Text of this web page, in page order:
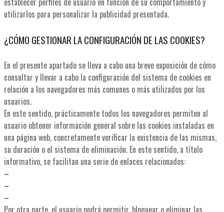
utilizarlos para personalizar la publicidad presentada.
¿CÓMO GESTIONAR LA CONFIGURACIÓN DE LAS COOKIES?
En el presente apartado se lleva a cabo una breve exposición de cómo
consultar y llevar a cabo la configuración del sistema de cookies en
relación a los navegadores más comunes o más utilizados por los
usuarios.
En este sentido, prácticamente todos los navegadores permiten al
usuario obtener información general sobre las cookies instaladas en
una página web, concretamente verificar la existencia de las mismas,
su duración o el sistema de eliminación. En este sentido, a título
informativo, se facilitan una serie de enlaces relacionados:
–
–
–